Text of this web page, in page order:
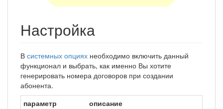
Настройка
В системных опциях необходимо включить данный
функционал и выбрать, как именно Вы хотите
генерировать номера договоров при создании
абонента.
параметр
описание